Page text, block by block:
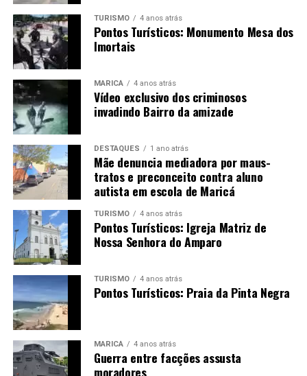
TURISMO 4 anos atrás
Pontos Turísticos: Monumento Mesa dos
Imortais
MARICÁ 4 anos atrás
Vídeo exclusivo dos criminosos
invadindo Bairro da amizade
DESTAQUES 1 ano atrás
Mãe denuncia mediadora por maus-
tratos e preconceito contra aluno
autista em escola de Maricá
TURISMO 4 anos atrás
Pontos Turísticos: Igreja Matriz de
Nossa Senhora do Amparo
TURISMO 4 anos atrás
Pontos Turísticos: Praia da Pinta Negra
MARICÁ 4 anos atrás
Guerra entre facções assusta
moradores